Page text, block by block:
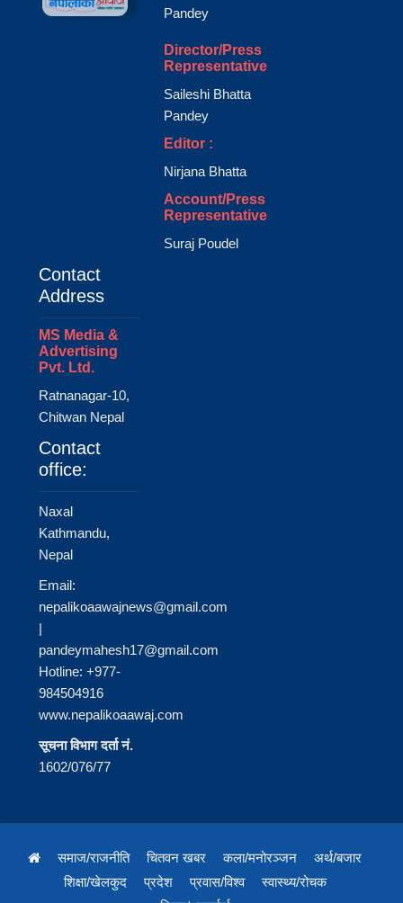
Pandey
Director/Press
Representative
Saileshi Bhatta
Pandey
Editor :
Nirjana Bhatta
Account/Press
Representative
Suraj Poudel
Contact
Address
MS Media &
Advertising
Pvt. Ltd.
Ratnanagar-10,
Chitwan Nepal
Contact
office:
Naxal
Kathmandu,
Nepal
Email:
nepalikoaawajnews@gmail.com
|
pandeymahesh17@gmail.com
Hotline: +977-
984504916
www.nepalikoaawaj.com
सूचना विभाग दर्ता नं.
1602/076/77
समाज/राजनीति चितवन खबर कला/मनोरञ्जन
अर्थ/बजार
शिक्षा/खेलकुद
प्रदेश प्रवास/विश्व
स्वास्थ्य/रोचक